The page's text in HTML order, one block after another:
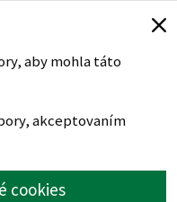
aby mohla táto
akceptovaním
cookies